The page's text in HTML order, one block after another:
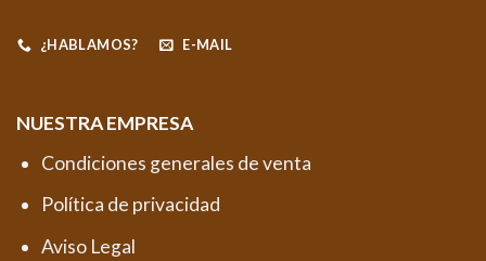
¿HABLAMOS? E-MAIL
NUESTRA EMPRESA
Condiciones generales de venta
Política de privacidad
Aviso Legal